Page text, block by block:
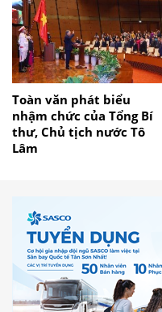
Toàn văn phát biểu
nhậm chức của Tổng Bí
thư, Chủ tịch nước Tô
Lâm